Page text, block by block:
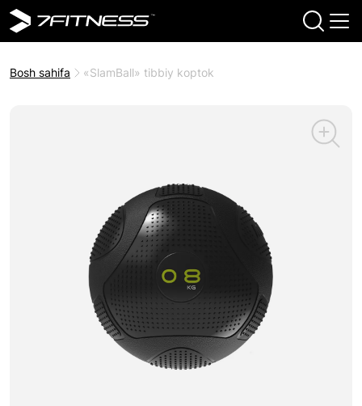
Bosh sahifa «SlamBall» tibbiy koptok